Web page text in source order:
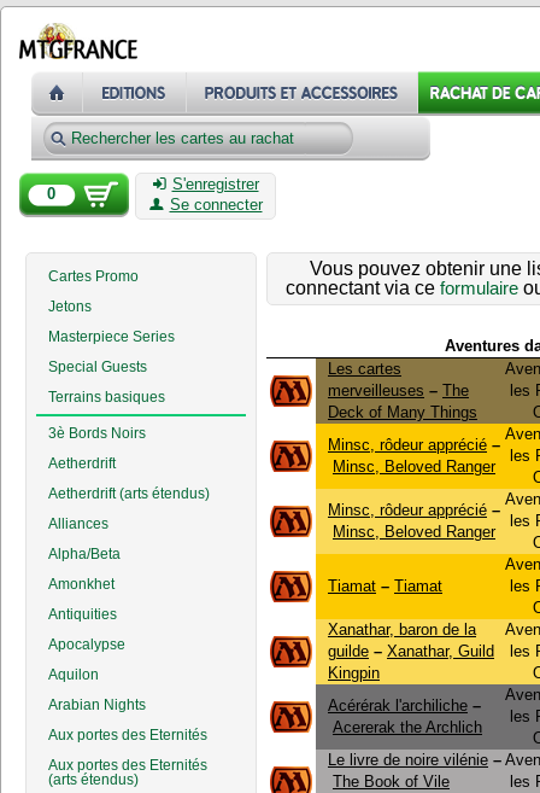
0
S'enregistrer
Se connecter
Cartes Promo
Jetons
Masterpiece Series
Special Guests
Terrains basiques
3è Bords Noirs
Aetherdrift
Aetherdrift (arts étendus)
Alliances
Alpha/Beta
Amonkhet
Antiquities
Apocalypse
Aquilon
Arabian Nights
Aux portes des Eternités
Aux portes des Eternités
(arts étendus)
Vous pouvez obtenir une
connectant via ce formulaire
Aventures
Les cartes
merveilleuses – The
Deck of Many Things
les
Minsc, rôdeur apprécié –
Minsc, Beloved Ranger
les
Minsc, rôdeur apprécié –
Minsc, Beloved Ranger
les
Tiamat – Tiamat
les
Xanathar, baron de la
guilde – Xanathar, Guild
Kingpin
les
Acérérak l'archiliche –
Acererak the Archlich
les
Le livre de noire vilénie –
The Book of Vile
les